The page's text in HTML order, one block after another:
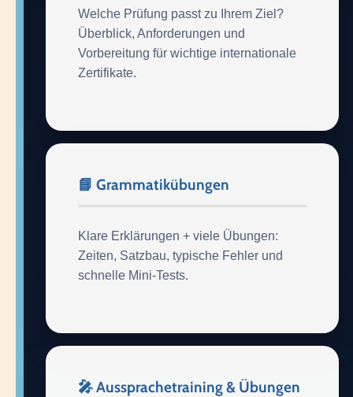
Welche Prüfung passt zu Ihrem Ziel?
Überblick, Anforderungen und
Vorbereitung für wichtige internationale
Zertifikate.
📘 Grammatikübungen
Klare Erklärungen + viele Übungen:
Zeiten, Satzbau, typische Fehler und
schnelle Mini-Tests.
🎤 Aussprachetraining & Übungen